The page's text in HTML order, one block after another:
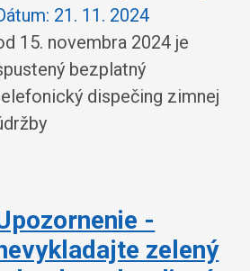
21. 11. 2024
15. novembra 2024 je
bezplatný
dispečing zimnej
-
zelený